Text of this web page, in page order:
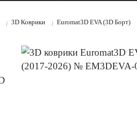
3D Коврики Euromat3D EVA (3D Борт)